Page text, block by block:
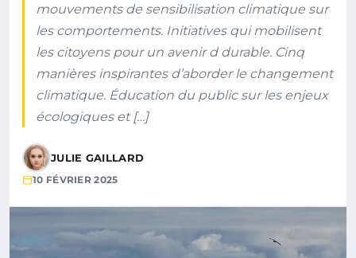
mouvements de sensibilisation climatique sur
les comportements. Initiatives qui mobilisent
les citoyens pour un avenir d durable. Cinq
manières inspirantes d’aborder le changement
climatique. Éducation du public sur les enjeux
écologiques et […]
JULIE GAILLARD
10 FÉVRIER 2025